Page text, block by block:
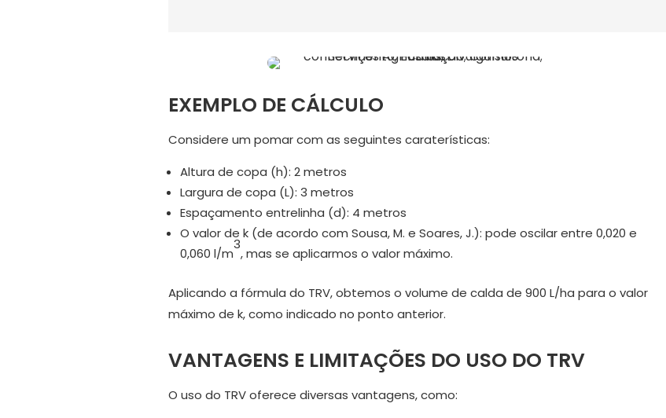
EXEMPLO DE CÁLCULO
Considere um pomar com as seguintes caraterísticas:
Altura de copa (h): 2 metros
Largura de copa (L): 3 metros
Espaçamento entrelinha (d): 4 metros
O valor de k (de acordo com Sousa, M. e Soares, J.): pode oscilar entre 0,020 e
0,060 l/m
3
, mas se aplicarmos o valor máximo.
Aplicando a fórmula do TRV, obtemos o volume de calda de 900 L/ha para o valor
máximo de k, como indicado no ponto anterior.
VANTAGENS E LIMITAÇÕES DO USO DO TRV
O uso do TRV oferece diversas vantagens, como: